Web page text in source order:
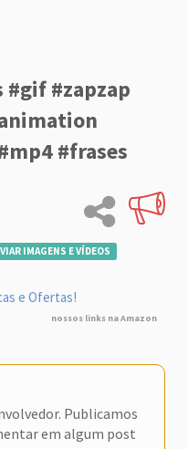
#gif #zapzap
#frases
IMAGENS E VÍDEOS
e Ofertas!
nossos links na Amazon
Publicamos
em algum post